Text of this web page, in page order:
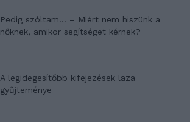
Pedig szóltam… – Miért nem hiszünk a
nőknek, amikor segítséget kérnek?
A legidegesítőbb kifejezések laza
gyűjteménye